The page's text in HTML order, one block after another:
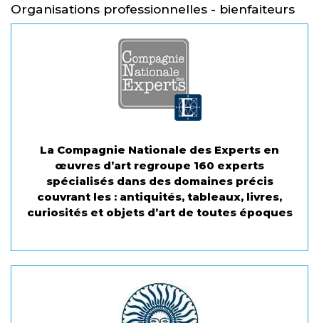
Organisations professionnelles - bienfaiteurs
La Compagnie Nationale des Experts en
œuvres d’art regroupe 160 experts
spécialisés dans des domaines précis
couvrant les : antiquités, tableaux, livres,
curiosités et objets d’art de toutes époques